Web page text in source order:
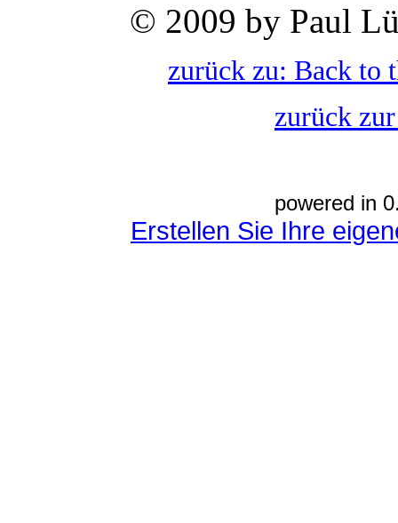
© 2009 by Paul
zurück zu: Back to
zurück
powered in
Erstellen Sie Ihre